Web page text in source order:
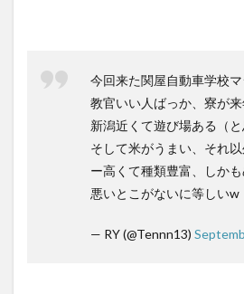
今回来た関屋自動車学校
教官いい人ばっか、寮が来
新潟近くて遊び場ある（と
そして米がうまい、それ
ー高くて種類豊富、しか
悪いとこがないに等しいw
— RY (@Tennn13)